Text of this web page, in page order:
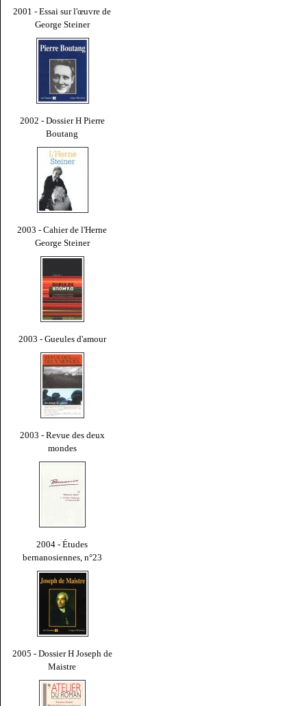
2001 - Essai sur l'œuvre de
George Steiner
2002 - Dossier H Pierre
Boutang
2003 - Cahier de l'Herne
George Steiner
2003 - Gueules d'amour
2003 - Revue des deux
mondes
2004 - Études
bernanosiennes, n°23
2005 - Dossier H Joseph de
Maistre